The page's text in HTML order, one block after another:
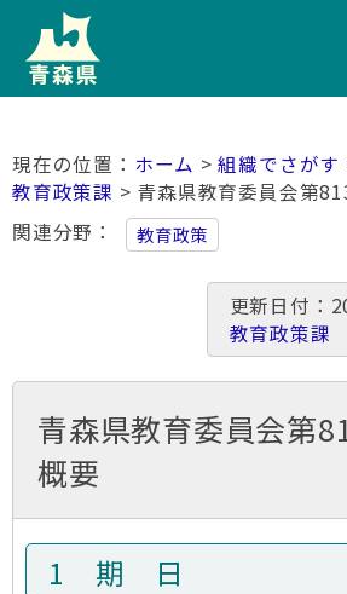
ホーム >組織でさがす
教育政策課 > 青森県教育委員会第
関連分野
教育政策
更新日付：
教育政策課
青森県教育委員会第
概要
1 期 日